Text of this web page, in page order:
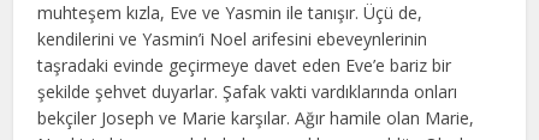
muhteşem kızla, Eve ve Yasmin ile tanışır. Üçü de,
kendilerini ve Yasmin’i Noel arifesini ebeveynlerinin
taşradaki evinde geçirmeye davet eden Eve’e bariz bir
şekilde şehvet duyarlar. Şafak vakti vardıklarında onları
bekçiler Joseph ve Marie karşılar. Ağır hamile olan Marie,